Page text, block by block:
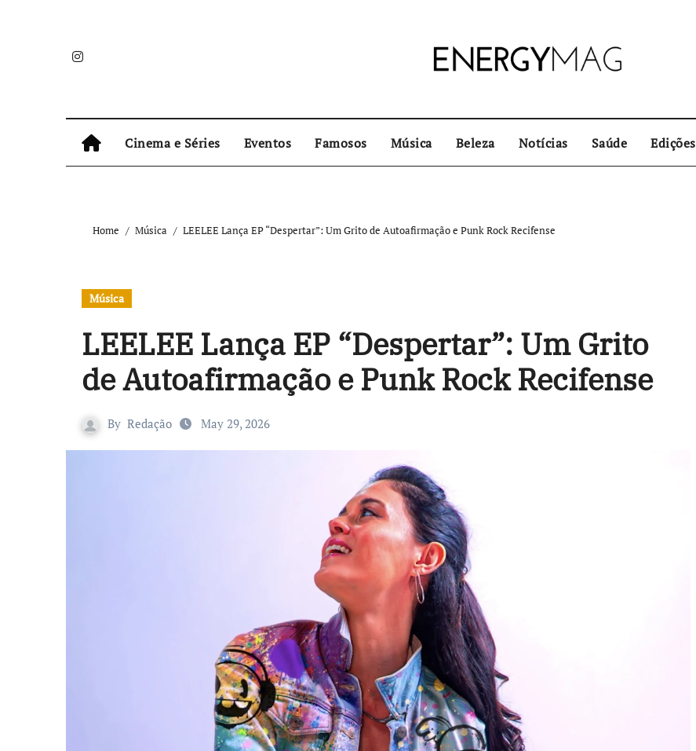
Cinema e Séries Eventos Famosos Música Beleza Notícias Saúde Edições
Home Música LEELEE Lança EP “Despertar”: Um Grito de Autoafirmação e Punk Rock Recifense
Música
LEELEE Lança EP “Despertar”: Um Grito
de Autoafirmação e Punk Rock Recifense
By Redação May 29, 2026